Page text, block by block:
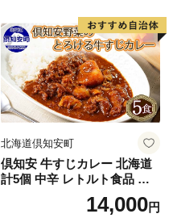
グリーンアースファーム ス
イートコーン
北海道倶知安町
倶知安 牛すじカレー 北海道
計5個 中辛 レトルト食品 加
工品 牛すじ 牛肉 野菜 じゃが
いも お取り寄せ グルメ スパ
14,000円